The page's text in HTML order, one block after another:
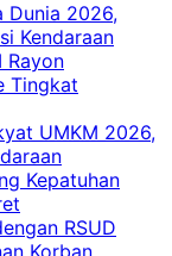
Dunia 2026,
Kendaraan
Rayon
Tingkat
UMKM 2026,
Kepatuhan
RSUD